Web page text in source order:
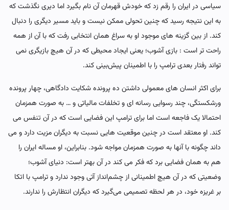
سیاسی در ایران را رقم زد که خودش قهرمان آن نام بگیرد اما دیری نگذشت که
به این نتیجه رسید که چنین تحولی ممکن نیست و باید مسیر دیگری را دنبال
کند. از بین گزینه های موجود او به سراغ همان انتخابی رفت که با آن از همه
راحت تر است : بازی آشوب؛ یعنی ایجاد محیطی که در آن هیچ بازیگری نمی
تواند رفتار بعدی ترامپ را با اطمینان پیش‌بینی کند.
برای اکثر انسان های معمولی داشتن ده پرونده شکایت دادگاهی، چهار پرونده
ورشکستگی، چند رسوایی رسانه ای و تخلفات مالیاتی و … به صورت همزمان
احتمالا یک فاجعه است اما برای ترامپ این فضایی است که در آن تنفس می
کند. او معتقد است در چنین موقعیت هایی نسبت به دیگران مزیت دارد و می
داند چگونه با آنها به صورت همزمان مواجه شود. بنابراین، او مساله ایران را
هم به همان فضایی برد که فکر می کند در آن بهتر است: دنیای آشوب؛
وضعیتی که در آن هیچ اطمینانی از چشم‌انداز آتی وجود ندارد و ترامپ با اتکا
بر غریزه خود، در هر لحظه تصمیمی می‌گیرد که دیگران انتظارش را ندارند.